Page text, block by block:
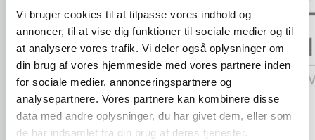
Vi bruger cookies til at tilpasse vores indhold og
annoncer, til at vise dig funktioner til sociale medier og til
at analysere vores trafik. Vi deler også oplysninger om
din brug af vores hjemmeside med vores partnere inden
for sociale medier, annonceringspartnere og
analysepartnere. Vores partnere kan kombinere disse
data med andre oplysninger, du har givet dem, eller som
de har indsamlet fra din brug af deres tjenester.
APS
Låg
APS
Låg